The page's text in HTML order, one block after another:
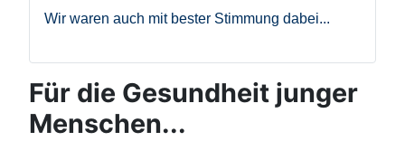
Wir waren auch mit bester Stimmung dabei...
Für die Gesundheit junger
Menschen...